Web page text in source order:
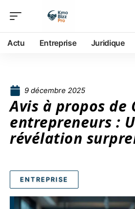
Actu Entreprise Juridique
9 décembre 2025
Avis à propos de
entrepreneurs :
révélation
ENTREPRISE